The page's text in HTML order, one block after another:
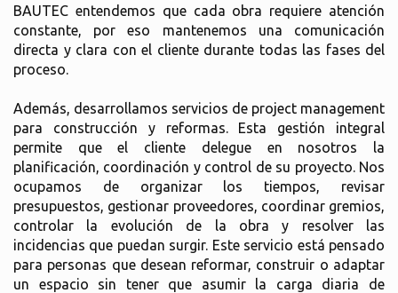
BAUTEC entendemos que cada obra requiere atención
constante, por eso mantenemos una comunicación
directa y clara con el cliente durante todas las fases del
proceso.
Además, desarrollamos servicios de project management
para construcción y reformas. Esta gestión integral
permite que el cliente delegue en nosotros la
planificación, coordinación y control de su proyecto. Nos
ocupamos de organizar los tiempos, revisar
presupuestos, gestionar proveedores, coordinar gremios,
controlar la evolución de la obra y resolver las
incidencias que puedan surgir. Este servicio está pensado
para personas que desean reformar, construir o adaptar
un espacio sin tener que asumir la carga diaria de